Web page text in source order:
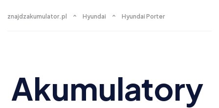
znajdzakumulator.pl Hyundai Hyundai Porter
Akumulatory